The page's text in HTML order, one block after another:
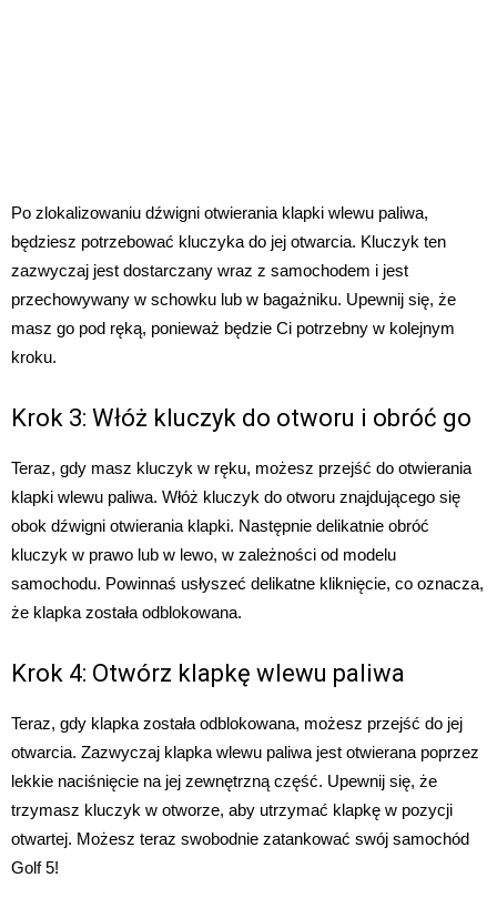
Po zlokalizowaniu dźwigni otwierania klapki wlewu paliwa,
będziesz potrzebować kluczyka do jej otwarcia. Kluczyk ten
zazwyczaj jest dostarczany wraz z samochodem i jest
przechowywany w schowku lub w bagażniku. Upewnij się, że
masz go pod ręką, ponieważ będzie Ci potrzebny w kolejnym
kroku.
Krok 3: Włóż kluczyk do otworu i obróć go
Teraz, gdy masz kluczyk w ręku, możesz przejść do otwierania
klapki wlewu paliwa. Włóż kluczyk do otworu znajdującego się
obok dźwigni otwierania klapki. Następnie delikatnie obróć
kluczyk w prawo lub w lewo, w zależności od modelu
samochodu. Powinnaś usłyszeć delikatne kliknięcie, co oznacza,
że klapka została odblokowana.
Krok 4: Otwórz klapkę wlewu paliwa
Teraz, gdy klapka została odblokowana, możesz przejść do jej
otwarcia. Zazwyczaj klapka wlewu paliwa jest otwierana poprzez
lekkie naciśnięcie na jej zewnętrzną część. Upewnij się, że
trzymasz kluczyk w otworze, aby utrzymać klapkę w pozycji
otwartej. Możesz teraz swobodnie zatankować swój samochód
Golf 5!